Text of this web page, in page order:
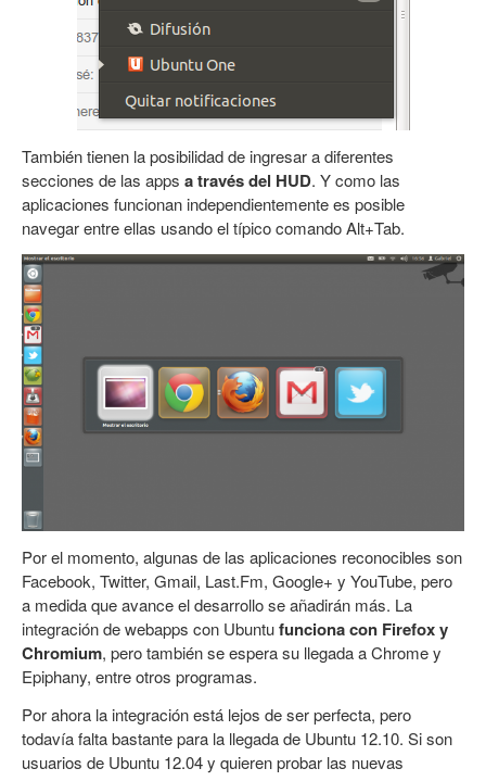
También tienen la posibilidad de ingresar a diferentes
secciones de las apps a través del HUD. Y como las
aplicaciones funcionan independientemente es posible
navegar entre ellas usando el típico comando Alt+Tab.
Por el momento, algunas de las aplicaciones reconocibles son
Facebook, Twitter, Gmail, Last.Fm, Google+ y YouTube, pero
a medida que avance el desarrollo se añadirán más. La
integración de webapps con Ubuntufunciona con Firefox y
Chromium, pero también se espera su llegada a Chrome y
Epiphany, entre otros programas.
Por ahora la integración está lejos de ser perfecta, pero
todavía falta bastante para la llegada de Ubuntu 12.10. Si son
usuarios de Ubuntu 12.04 y quieren probar las nuevas